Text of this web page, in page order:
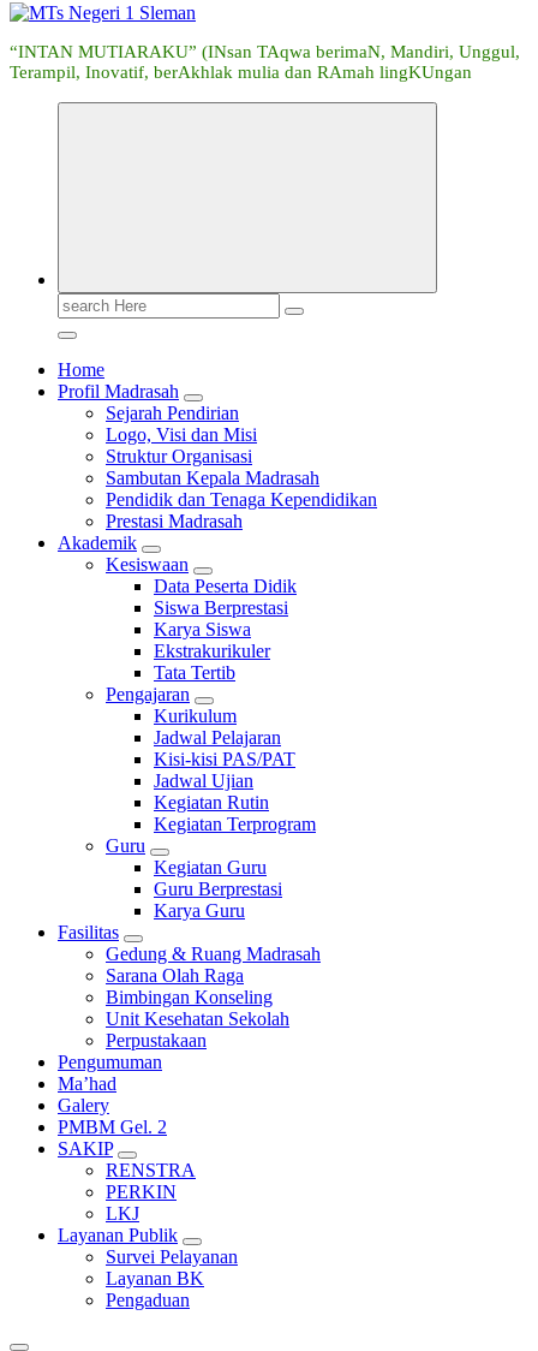
“INTAN MUTIARAKU” (INsan TAqwa berimaN, Mandiri, Unggul,
Terampil, Inovatif, berAkhlak mulia dan RAmah lingKUngan
Search
for:
Home
Profil Madrasah
Sejarah Pendirian
Logo, Visi dan Misi
Struktur Organisasi
Sambutan Kepala Madrasah
Pendidik dan Tenaga Kependidikan
Prestasi Madrasah
Akademik
Kesiswaan
Data Peserta Didik
Siswa Berprestasi
Karya Siswa
Ekstrakurikuler
Tata Tertib
Pengajaran
Kurikulum
Jadwal Pelajaran
Kisi-kisi PAS/PAT
Jadwal Ujian
Kegiatan Rutin
Kegiatan Terprogram
Guru
Kegiatan Guru
Guru Berprestasi
Karya Guru
Fasilitas
Gedung & Ruang Madrasah
Sarana Olah Raga
Bimbingan Konseling
Unit Kesehatan Sekolah
Perpustakaan
Pengumuman
Ma’had
Galery
PMBM Gel. 2
SAKIP
RENSTRA
PERKIN
LKJ
Layanan Publik
Survei Pelayanan
Layanan BK
Pengaduan